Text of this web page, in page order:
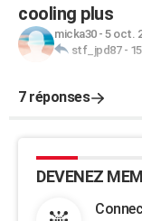
cooling plus
micka30- 5 oct.
stf_jpd87-
7 réponses
DEVENEZ